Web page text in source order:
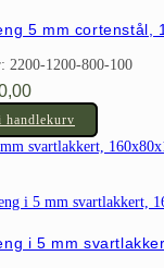
5 mm cortenstål,
2200-1200-800-100
i 5 mm